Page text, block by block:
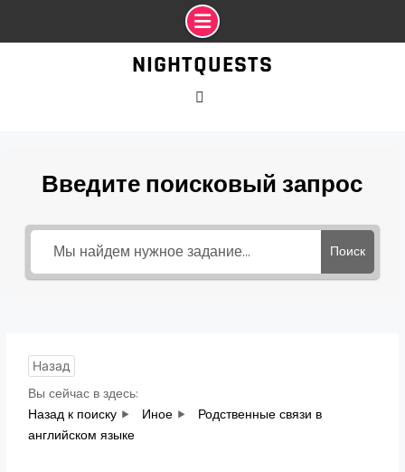
NIGHTQUESTS
Введите поисковый запрос
Поиск
Назад
Вы сейчас в здесь:
Назад к поиску
Иное
Родственные связи в
английском языке